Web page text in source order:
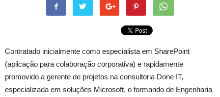
Contratado inicialmente como especialista em SharePoint
(aplicação para colaboração corporativa) e rapidamente
promovido a gerente de projetos na consultoria Done IT,
especializada em soluções Microsoft, o formando de Engenharia